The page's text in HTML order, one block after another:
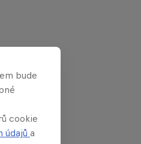
bude
cookie
údajů a